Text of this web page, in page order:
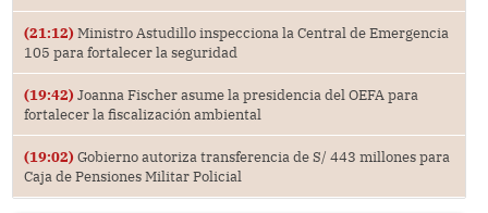
(21:12) Ministro Astudillo inspecciona la Central de Emergencia
105 para fortalecer la seguridad
(19:42) Joanna Fischer asume la presidencia del OEFA para
fortalecer la fiscalización ambiental
(19:02) Gobierno autoriza transferencia de S/ 443 millones para
Caja de Pensiones Militar Policial